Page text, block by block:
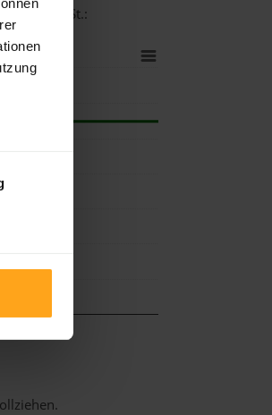
inkl. MwSt.: